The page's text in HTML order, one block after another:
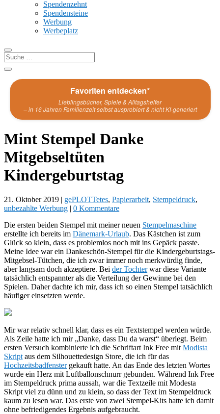
Spendenzehnt
Spendensteine
Werbung
Werbeplatz
Favoriten entdecken*
Lieblingsbücher, Spiele & Alltagshelfer
– in 16 Jahren Familienzeit selbst ausprobiert & nicht KI-generiert
Mint Stempel Danke
Mitgebseltüten
Kindergeburtstag
21. Oktober 2019 | gePLOTTetes, Papierarbeit, Stempeldruck,
unbezahlte Werbung | 0 Kommentare
Die ersten beiden Stempel mit meiner neuen Stempelmaschine
erstellte ich bereits im Dänemark-Urlaub. Das Kästchen ist zum
Glück so klein, dass es problemlos noch mit ins Gepäck passte.
Meine Idee war ein Dankeschön-Stempel für die Kindergeburtstags-
Mitgebsel-Tütchen, die ich zwar immer noch merkwürdig finde,
aber langsam doch akzeptiere. Bei der Tochterwar diese Variante
tatsächlich entspannter als die Verteilung der Gewinne bei den
Spielen. Daher dachte ich mir, dass ich so einen Stempel tatsächlich
häufiger einsetzten werde.
Mir war relativ schnell klar, dass es ein Textstempel werden würde.
Als Zeile hatte ich mir „Danke, dass Du da warst“ überlegt. Beim
ersten Versuch kombinierte ich die Schriftart Ink Free mit Modista
Skript aus dem Silhouettedesign Store, die ich für das
Hochzeitsbadfenstergekauft hatte. An das Ende des letzten Wortes
wurde ein Herz mit Luftballonschnurr gebunden. Während Ink Free
im Stempeldruck prima aussah, war die Textzeile mit Modesta
Skript viel zu dünn und zu klein, so dass der Text im Stempeldruck
kaum zu lesen war. Das erste von zwei Stempel-Kits hatte ich damit
ohne befriedigendes Ergebnis aufgebraucht.